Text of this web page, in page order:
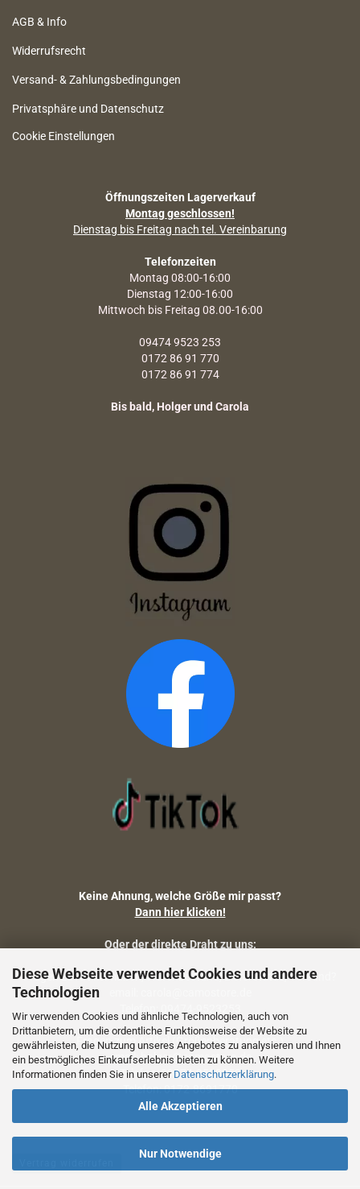
Diese Webseite verwendet Cookies und andere
Technologien
Wir verwenden Cookies und ähnliche Technologien, auch von
Drittanbietern, um die ordentliche Funktionsweise der Website zu
gewährleisten, die Nutzung unseres Angebotes zu analysieren und Ihnen
ein bestmögliches Einkaufserlebnis bieten zu können. Weitere
Informationen finden Sie in unserer Datenschutzerklärung.
Alle Akzeptieren
Nur Notwendige
AGB & Info
Widerrufsrecht
Versand- & Zahlungsbedingungen
Privatsphäre und Datenschutz
Cookie Einstellungen
Öffnungszeiten Lagerverkauf
Montag geschlossen!
Dienstag bis Freitag nach tel. Vereinbarung
Telefonzeiten
Montag 08:00-16:00
Dienstag 12:00-16:00
Mittwoch bis Freitag 08.00-16:00
09474 9523 253
0172 86 91 770
0172 86 91 774
Bis bald, Holger und Carola
Keine Ahnung, welche Größe mir passt?
Dann hier klicken!
Oder der direkte Draht zu uns:
Fragen zu Artikelmaßen, Warenbestand, Lieferstatus, Versand?
Telefon: 09474-9523253
Fragen zum Artikel (Größenberatung etc.)
email: holger@camostore.de
Telefon: 09474-9523253
Telefon: 0172-8691770